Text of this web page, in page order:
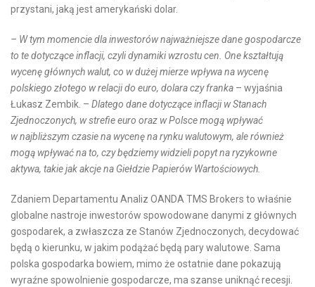
przystani, jaką jest amerykański dolar.
– W tym momencie dla inwestorów najważniejsze dane gospodarcze
to te dotyczące inflacji, czyli dynamiki wzrostu cen. One kształtują
wycenę głównych walut, co w dużej mierze wpływa na wycenę
polskiego złotego w relacji do euro, dolara czy franka – wyjaśnia
Łukasz Zembik. – Dlatego dane dotyczące inflacji w Stanach
Zjednoczonych, w strefie euro oraz w Polsce mogą wpływać
w najbliższym czasie na wycenę na rynku walutowym, ale również
mogą wpływać na to, czy będziemy widzieli popyt na ryzykowne
aktywa, takie jak akcje na Giełdzie Papierów Wartościowych.
Zdaniem Departamentu Analiz OANDA TMS Brokers to właśnie
globalne nastroje inwestorów spowodowane danymi z głównych
gospodarek, a zwłaszcza ze Stanów Zjednoczonych, decydować
będą o kierunku, w jakim podążać będą pary walutowe. Sama
polska gospodarka bowiem, mimo że ostatnie dane pokazują
wyraźne spowolnienie gospodarcze, ma szanse uniknąć recesji.